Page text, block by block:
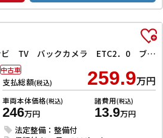
IS350 Fスポーツ 純正ナビ TV バックカメラ ETC2．0 ブラインドスポットモニター クリアランスソナー レーンアシスト オートクルーズコントロール 衝突被害軽減システム アルミホイール オートマチックハイビーム
支払総額(税込) 259.9万円
車両本体価格(税込)
246万円
諸費用(税込)
13.9万円
法定整備：整備付
中古車